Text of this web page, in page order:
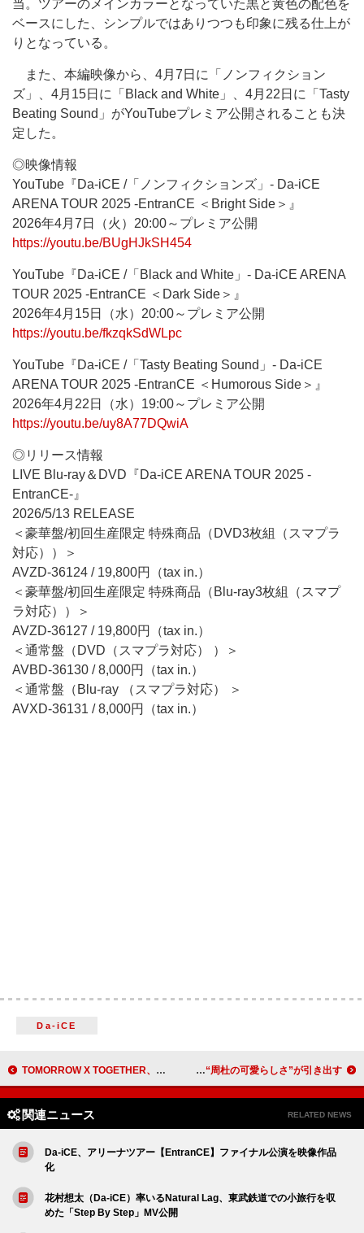
当。ツアーのメインカラーとなっていた黒と黄色の配色を
ベースにした、シンプルではありつつも印象に残る仕上が
りとなっている。
また、本編映像から、4月7日に「ノンフィクション
ズ」、4月15日に「Black and White」、4月22日に「Tasty
Beating Sound」がYouTubeプレミア公開されることも決
定した。
◎映像情報
YouTube『Da-iCE /「ノンフィクションズ」- Da-iCE
ARENA TOUR 2025 -EntranCE ＜Bright Side＞』
2026年4月7日（火）20:00～プレミア公開
https://youtu.be/BUgHJkSH454
YouTube『Da-iCE /「Black and White」- Da-iCE ARENA
TOUR 2025 -EntranCE ＜Dark Side＞』
2026年4月15日（水）20:00～プレミア公開
https://youtu.be/fkzqkSdWLpc
YouTube『Da-iCE /「Tasty Beating Sound」- Da-iCE
ARENA TOUR 2025 -EntranCE ＜Humorous Side＞』
2026年4月22日（水）19:00～プレミア公開
https://youtu.be/uy8A77DQwiA
◎リリース情報
LIVE Blu-ray＆DVD『Da-iCE ARENA TOUR 2025 -
EntranCE-』
2026/5/13 RELEASE
＜豪華盤/初回生産限定 特殊商品（DVD3枚組（スマプラ
対応））＞
AVZD-36124 / 19,800円（tax in.）
＜豪華盤/初回生産限定 特殊商品（Blu-ray3枚組（スマプ
ラ対応））＞
AVZD-36127 / 19,800円（tax in.）
＜通常盤（DVD（スマプラ対応） ）＞
AVBD-36130 / 8,000円（tax in.）
＜通常盤（Blu-ray （スマプラ対応） ＞
AVXD-36131 / 8,000円（tax in.）
Da-iCE
TOMORROW X TOGETHER、ミニアルバム『7TH YEAR』収録曲の音源一部を公開 timeleszの原嘉孝×猪俣周杜が『anan』表紙、原の柔らかい表情を“周杜の可愛らしさ”が引き出す
関連ニュース RELATED NEWS
Da-iCE、アリーナツアー【EntranCE】ファイナル公演を映像作品
化
花村想太（Da-iCE）率いるNatural Lag、東武鉄道での小旅行を収
めた「Step By Step」MV公開